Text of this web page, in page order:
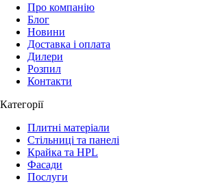
Про компанію
Блог
Новини
Доставка і оплата
Дилери
Розпил
Контакти
Категорії
Плитні матеріали
Стільниці та панелі
Крайка та HPL
Фасади
Послуги